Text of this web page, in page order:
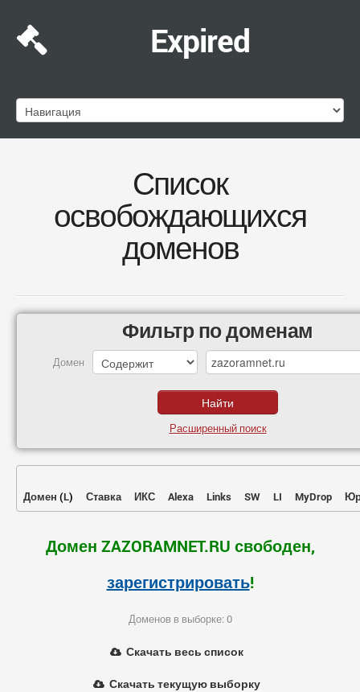
Expired
Список
освобождающихся
доменов
Фильтр по доменам
Домен
Расширенный поиск
Домен (L) Ставка ИКС Alexa Links SW LI MyDrop
Домен ZAZORAMNET.RU свободен,
зарегистрировать!
Доменов в выборке: 0
Скачать весь список
Скачать текущую выборку